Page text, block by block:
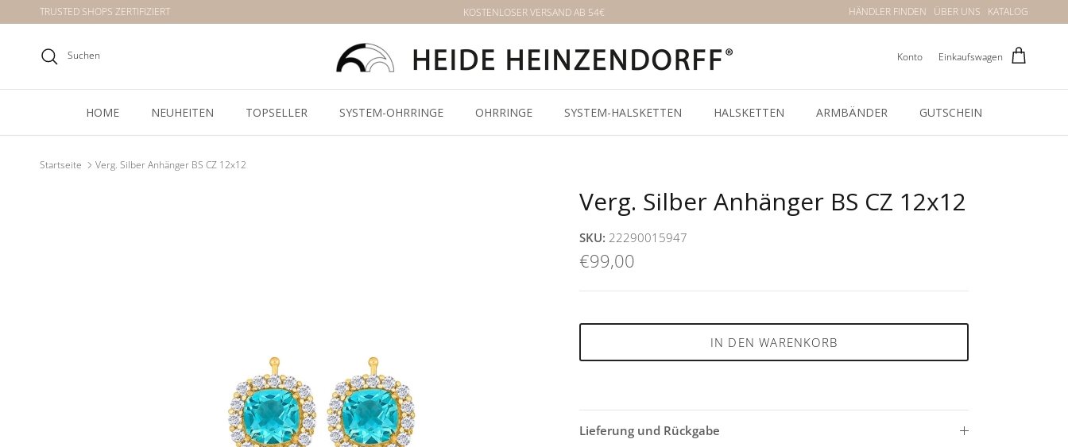
Direkt zum Inhalt
TRUSTED SHOPS ZERTIFIZIERT KOSTENLOSER VERSAND AB 54€ HÄNDLER FINDEN ÜBER UNS KATALOG
Suchen Konto Einkaufswagen
HOME NEUHEITEN TOPSELLER SYSTEM-OHRRINGE OHRRINGE SYSTEM-HALSKETTEN HALSKETTEN ARMBÄNDER GUTSCHEIN
Startseite Verg. Silber Anhänger BS CZ 12x12
Verg. Silber Anhänger BS CZ 12x12
SKU: 22290015947
€99,00
IN DEN WARENKORB
Lieferung und Rückgabe